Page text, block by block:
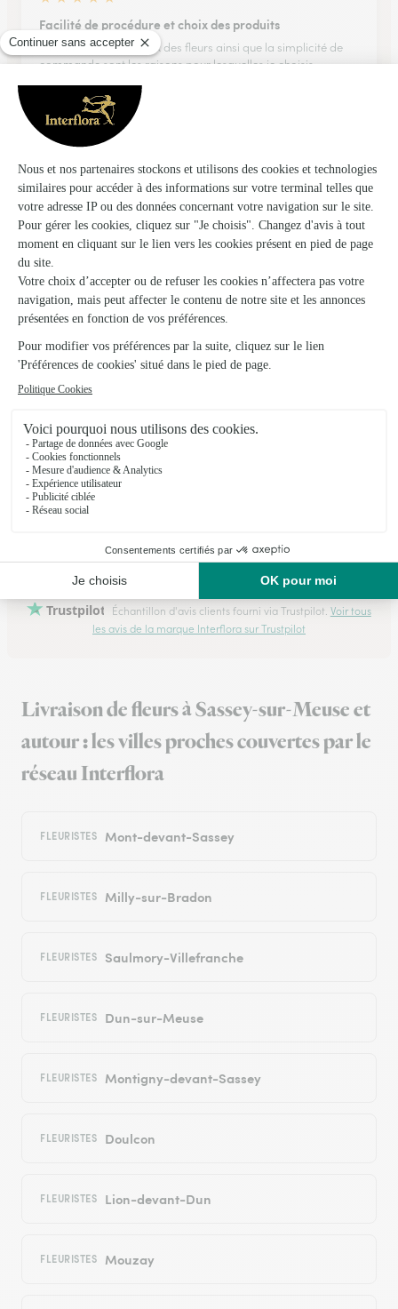
Facilité de procédure et choix des produits
La variété dans le choix des fleurs ainsi que la simplicité de
commande sont les raisons pour lesquelles je choisis
04/04/2026
★ ★
★
Sans soucis
Delai respecté, beauté du bouquet.
05/03/2026
★ ★ ★ ★ ★
Simple
★ ★ ★ ★ ★
RAS Simple et Rapide.
20/06/2026
Trustpilot Échantillon d'avis clients fourni via Trustpilot. Voir tous
les avis de la marque Interflora sur Trustpilot
Livraison de fleurs à Sassey-sur-Meuse et
autour : les villes proches couvertes par le
réseau Interflora
FLEURISTES Mont-devant-Sassey
FLEURISTES Milly-sur-Bradon
FLEURISTES Saulmory-Villefranche
FLEURISTES Dun-sur-Meuse
FLEURISTES Montigny-devant-Sassey
FLEURISTES Doulcon
FLEURISTES Lion-devant-Dun
FLEURISTES Mouzay